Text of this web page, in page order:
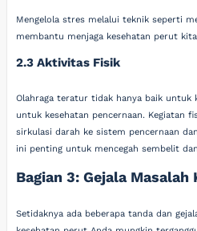
Mengelola stres melalui teknik seperti
membantu menjaga kesehatan perut
2.3 Aktivitas Fisik
Olahraga teratur tidak hanya baik untuk
untuk kesehatan pencernaan. Kegiatan
sirkulasi darah ke sistem pencernaan
ini penting untuk mencegah sembelit
Bagian 3: Gejala Masalah
Setidaknya ada beberapa tanda dan